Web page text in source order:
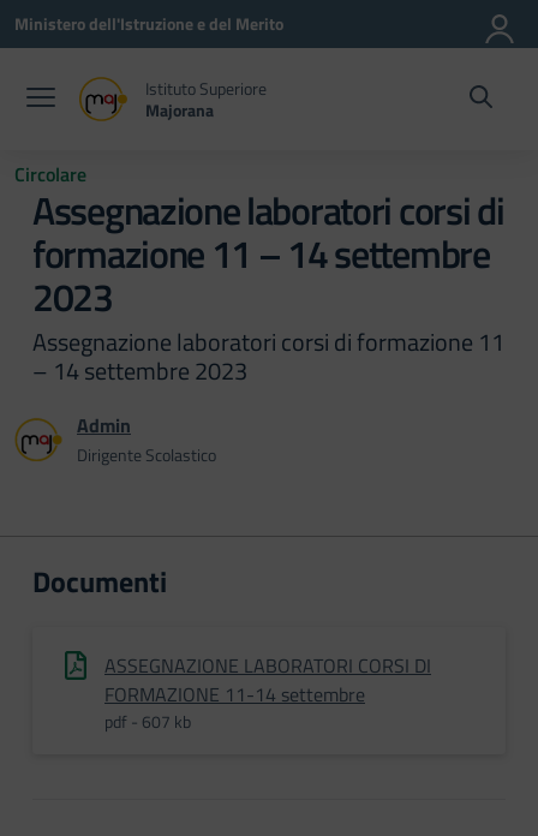
Vai ai contenuti
Vai al menu di navigazione
Vai al footer
Ministero dell'Istruzione e del Merito
Istituto Superiore
Majorana
Circolare
Assegnazione laboratori corsi di
formazione 11 – 14 settembre
2023
Assegnazione laboratori corsi di formazione 11
– 14 settembre 2023
Admin
Dirigente Scolastico
Documenti
ASSEGNAZIONE LABORATORI CORSI DI
FORMAZIONE 11-14 settembre
pdf - 607 kb